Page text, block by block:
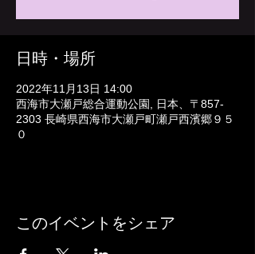
日時・場所
2022年11月13日 14:00
西海市大瀬戸総合運動公園, 日本、〒857-
2303 長崎県西海市大瀬戸町瀬戸西濱郷９５
０
このイベントをシェア